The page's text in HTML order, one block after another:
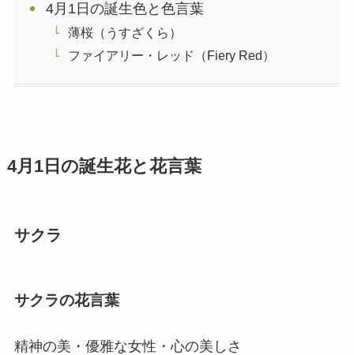
4月1日の誕生色と色言葉
薄桜（うすざくら）
ファイアリー・レッド（Fiery Red）
4月1日の誕生花と花言葉
サクラ
サクラの花言葉
精神の美・優雅な女性・心の美しさ